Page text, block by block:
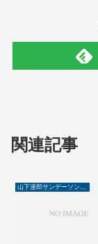
関連記事
山下達郎サンデーソングブック